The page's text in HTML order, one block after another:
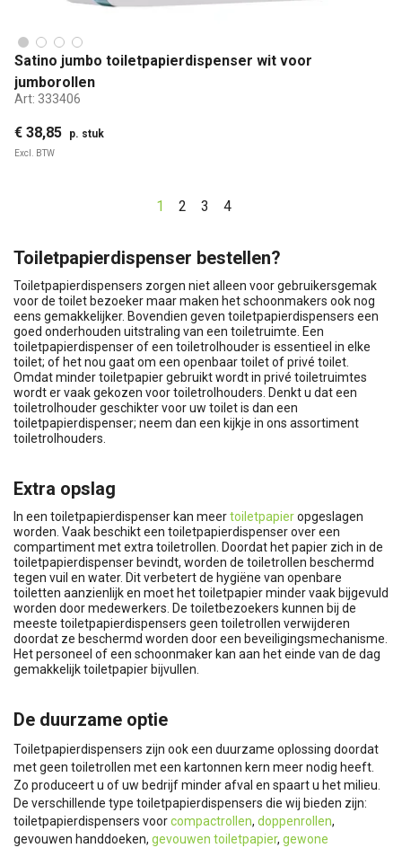
Satino jumbo toiletpapierdispenser wit voor
jumborollen
Art: 333406
€ 38,85 p. stuk
Excl. BTW
1 2 3 4
Toiletpapierdispenser bestellen?
Toiletpapierdispensers zorgen niet alleen voor gebruikersgemak
voor de toilet bezoeker maar maken het schoonmakers ook nog
eens gemakkelijker. Bovendien geven toiletpapierdispensers een
goed onderhouden uitstraling van een toiletruimte. Een
toiletpapierdispenser of een toiletrolhouder is essentieel in elke
toilet; of het nou gaat om een openbaar toilet of privé toilet.
Omdat minder toiletpapier gebruikt wordt in privé toiletruimtes
wordt er vaak gekozen voor toiletrolhouders. Denkt u dat een
toiletrolhouder geschikter voor uw toilet is dan een
toiletpapierdispenser; neem dan een kijkje in ons assortiment
toiletrolhouders.
Extra opslag
In een toiletpapierdispenser kan meertoiletpapieropgeslagen
worden. Vaak beschikt een toiletpapierdispenser over een
compartiment met extra toiletrollen. Doordat het papier zich in de
toiletpapierdispenser bevindt, worden de toiletrollen beschermd
tegen vuil en water. Dit verbetert de hygiëne van openbare
toiletten aanzienlijk en moet het toiletpapier minder vaak bijgevuld
worden door medewerkers. De toiletbezoekers kunnen bij de
meeste toiletpapierdispensers geen toiletrollen verwijderen
doordat ze beschermd worden door een beveiligingsmechanisme.
Het personeel of een schoonmaker kan aan het einde van de dag
gemakkelijk toiletpapier bijvullen.
De duurzame optie
Toiletpapierdispensers zijn ook een duurzame oplossing doordat
met geen toiletrollen met een kartonnen kern meer nodig heeft.
Zo produceert u of uw bedrijf minder afval en spaart u het milieu.
De verschillende type toiletpapierdispensers die wij bieden zijn:
toiletpapierdispensers voorcompactrollen, doppenrollen,
gevouwen handdoeken, gevouwen toiletpapier, gewone